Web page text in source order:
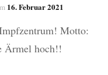
16. Februar 2021
Motto:
Ärmel hoch!!